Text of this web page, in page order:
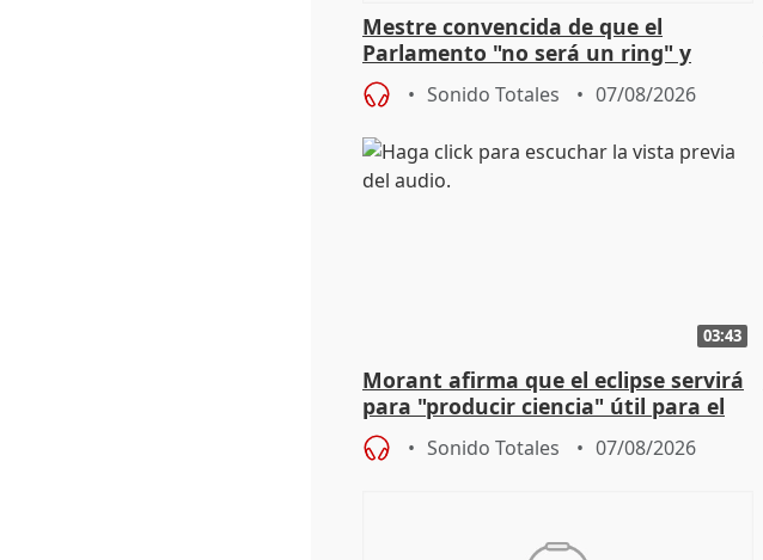
Mestre convencida de que el
Parlamento "no será un ring" y
defiende "estabilidad" del pacto con
Vox
Sonido Totales 07/08/2026
03:43
Morant afirma que el eclipse servirá
para "producir ciencia" útil para el
resto del mundo
Sonido Totales 07/08/2026